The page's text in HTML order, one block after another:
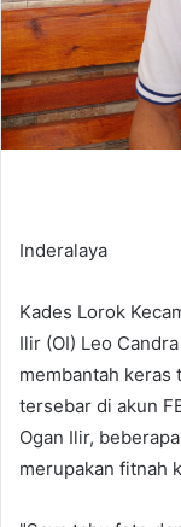
Inderalaya
Kades Lorok
Ilir (OI) Leo
membantah keras
tersebar di akun
Ogan Ilir,
merupakan fitnah